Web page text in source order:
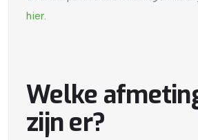
hier
Welke
zijn er?